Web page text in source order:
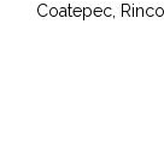
Coatepec,